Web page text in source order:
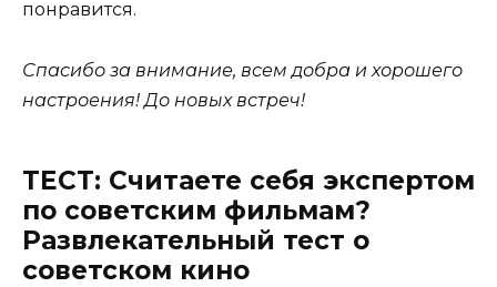
понравится.
Спасибо за внимание, всем добра и хорошего
настроения! До новых встреч!
ТЕСТ: Считаете себя экспертом
по советским фильмам?
Развлекательный тест о
советском кино